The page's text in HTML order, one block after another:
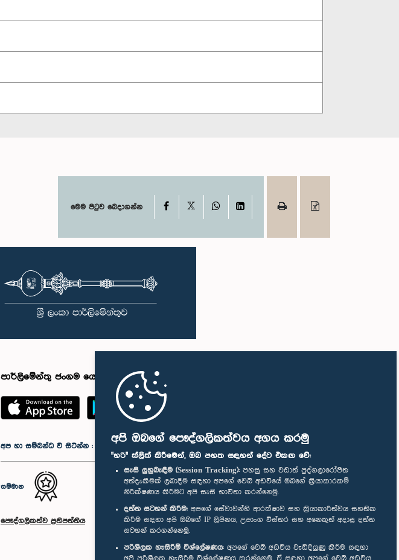
අපි ඔබගේ පෞද්ගලිකත්වය අගය කරමු
"හරි" ක්ලික් කිරීමෙන්, ඔබ පහත සඳහන් දේට එකඟ වේ:
සැසි ලුහුබැඳීම (Session Tracking): පහසු සහ වඩාත් පුද්ගලාරෝපිත
අත්දැකීමක් ලබාදීම සඳහා අපගේ වෙබ් අඩවියේ ඔබගේ ක්‍රියාකාරකම්
නිරීක්ෂණය කිරීමට අපි සැසි භාවිතා කරන්නෙමු.
දත්ත සටහන් කිරීම: අපගේ සේවාවන්හි ආරක්ෂාව සහ ක්‍රියාකාරීත්වය සහතික
කිරීම සඳහා අපි ඔබගේ IP ලිපිනය, උපාංග විස්තර සහ අනෙකුත් අදාළ දත්ත
සටහන් කරගන්නෙමු.
පරිශීලක හැසිරීම් විශ්ලේෂණය: අපගේ වෙබ් අඩවිය වැඩිදියුණු කිරීම සඳහා
මෙම පිටුව බෙදාගන්න Facebook WhatsAppLinkedIn
පාර්ලිමේන්තු ජංගම යෙදුම
අප හා සම්බන්ධ වී සිටින්න :
සම්මාන
පෞද්ගලිකත්ව ප්‍රතිපත්තිය